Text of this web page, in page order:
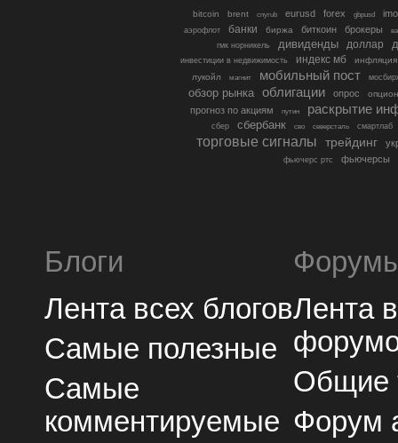
bitcoin brent cnyrub eurusd forex gbpusd
аэрофлот банки биржа биткоин брокеры
гмк норникель
дивиденды доллар
инвестиции в недвижимость индекс мб
инфляция
лукойл
магнит мобильный пост
обзор рынка облигации опрос
прогноз по акциям путин раскрытие
сбер сбербанк сво северсталь смартлаб
торговые сигналы трейдинг
фьючерс ртс фьючерсы
Блоги
Лента всех блогов
Самые полезные
Самые
комментируемые
Лента
Общие
Форум